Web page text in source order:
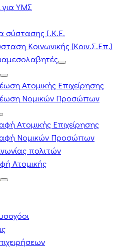
ΥΜΣ
σύστασης Ι.Κ.Ε.
Κοινωνικής (Κοιν.Σ.Επ.)
Ατομικής Επιχείρησης
Νομικών Προσώπων
Ατομικής Επιχείρησης
Νομικών Προσώπων
πολιτών
Ατομικής